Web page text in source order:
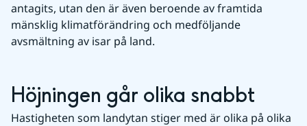
antagits, utan den är även beroende av framtida
mänsklig klimatförändring och medföljande
avsmältning av isar på land.
Höjningen går olika snabbt
Hastigheten som landytan stiger med är olika på olika